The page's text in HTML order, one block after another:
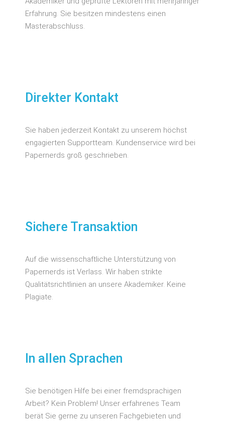
Erfahrung. Sie besitzen mindestens einen
Masterabschluss.
Direkter Kontakt
Sie haben jederzeit Kontakt zu unserem höchst
engagierten Supportteam. Kundenservice wird bei
Papernerds groß geschrieben.
Sichere Transaktion
Auf die wissenschaftliche Unterstützung von
Papernerds ist Verlass. Wir haben strikte
Qualitätsrichtlinien an unsere Akademiker. Keine
Plagiate.
In allen Sprachen
Sie benötigen Hilfe bei einer fremdsprachigen
Arbeit? Kein Problem! Unser erfahrenes Team
berät Sie gerne zu unseren Fachgebieten und